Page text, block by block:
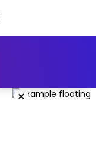
×